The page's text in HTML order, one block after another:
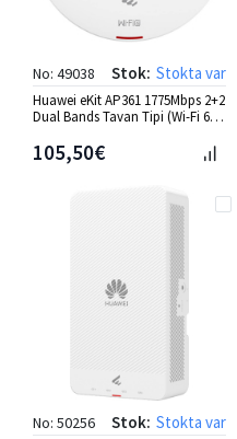
No: 49038 Stok: Stokta var
Huawei eKit AP361 1775Mbps 2+2
Dual Bands Tavan Tipi (Wi-Fi 6)
105,50€
No: 50256 Stok: Stokta var